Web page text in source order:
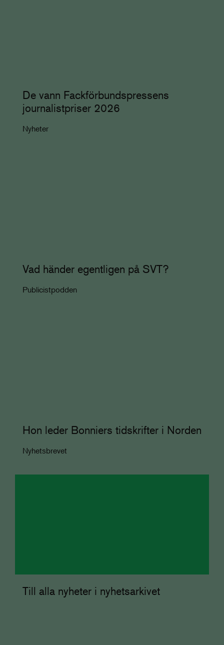
De vann Fackförbundspressens
journalistpriser 2026
Nyheter
Vad händer egentligen på SVT?
Publicistpodden
Hon leder Bonniers tidskrifter i Norden
Nyhetsbrevet
Till alla nyheter i nyhetsarkivet